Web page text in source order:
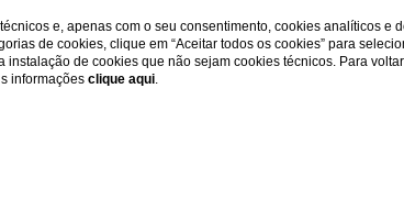
e, apenas com o seu consentimento, cookies analíticos
de cookies, clique em “Aceitar todos os cookies” para
instalação de cookies que não sejam cookies técnicos. Para
informaçõesclique aqui.